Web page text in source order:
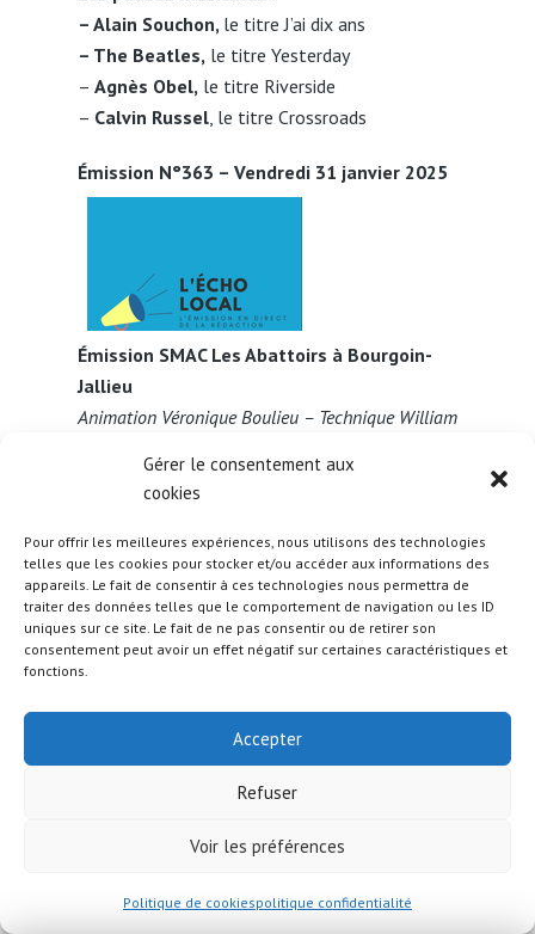
Gérer le consentement aux
cookies
Pour offrir les meilleures expériences, nous utilisons des technologies
telles que les cookies pour stocker et/ou accéder aux informations des
appareils. Le fait de consentir à ces technologies nous permettra de
traiter des données telles que le comportement de navigation ou les ID
uniques sur ce site. Le fait de ne pas consentir ou de retirer son
consentement peut avoir un effet négatif sur certaines caractéristiques et
fonctions.
Accepter
Refuser
Voir les préférences
Politique de cookiespolitique confidentialité
– Alain Souchon, le titre J’ai dix ans
– The Beatles, le titre Yesterday
– Agnès Obel, le titre Riverside
– Calvin Russel, le titre Crossroads
Émission N°363 – Vendredi 31 janvier 2025
Émission SMAC Les Abattoirs à Bourgoin-
Jallieu
Animation Véronique Boulieu – Technique William
https://billetterie.lesabattoirs.fr
L’invité :
Thomas Prian, directeur de la SMAC Les
Abattoirs à Bourgoin-Jallieu
Les pauses musicales :
– Mustang,
– Emma Peters,le titre Multicolore2mn58
– Les Fatals Picards,le titre Le syndrome de
le titre A la fin
Émission N°362 – Vendredi 24 janvier 2025